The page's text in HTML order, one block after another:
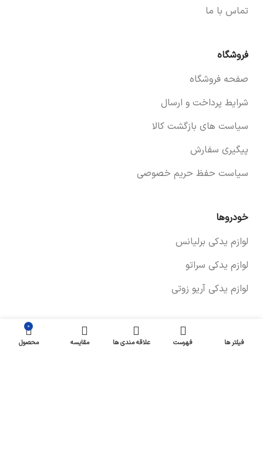
تماس با ما
فروشگاه
صفحه فروشگاه
شرایط پرداخت و ارسال
سیاست های بازگشت کالا
پیگیری سفارش
سیاست حفظ حریم خصوصی
خودروها
لوازم یدکی برلیانس
لوازم یدکی سراتو
لوازم یدکی آریو زوتی
اپلیکیشن (به زودی)
فیلتر ها فهرست علاقه مندی ها مقایسه
0
محصول